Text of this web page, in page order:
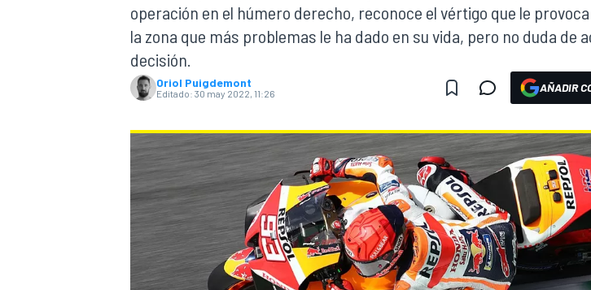
WEC FÓRMULA E
operación en el húmero derecho, reconoce el vértigo que le
la zona que más problemas le ha dado en su vida, pero no duda de
decisión.
Oriol Puigdemont
Editado: 30 may 2022, 11:26 AÑADIR